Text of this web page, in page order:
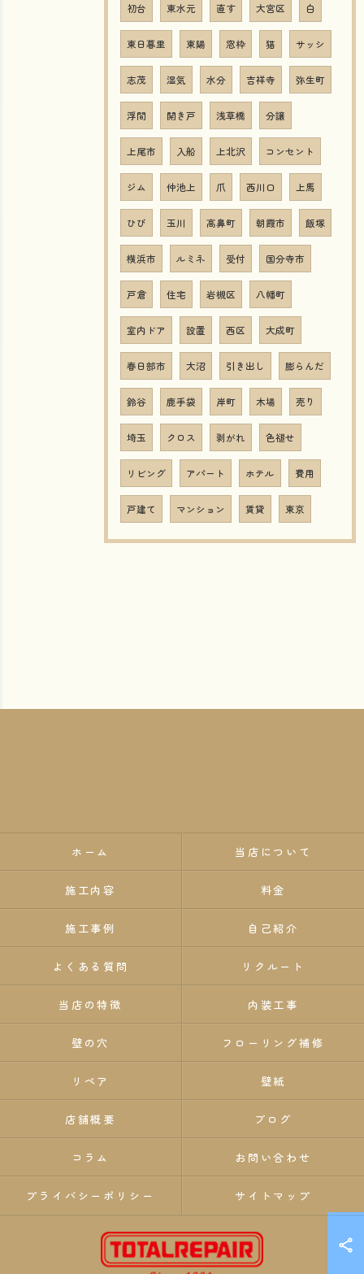
初台 東水元 直す 大宮区 白
東日暮里 東陽 窓枠 猫 サッシ
志茂 湿気 水分 吉祥寺 弥生町
浮間 開き戸 浅草橋 分譲
上尾市 入船 上北沢 コンセント
ジム 仲池上 爪 西川口 上馬
ひび 玉川 高鼻町 朝霞市 飯塚
横浜市 ルミネ 受付 国分寺市
戸倉 住宅 岩槻区 八幡町
室内ドア 設置 西区 大成町
春日部市 大沼 引き出し 膨らんだ
鈴谷 鹿手袋 岸町 木場 売り
埼玉 クロス 剥がれ 色褪せ
リビング アパート ホテル 費用
戸建て マンション 賃貸 東京
ホーム 当店について
施工内容 料金
施工事例 自己紹介
よくある質問 リクルート
当店の特徴 内装工事
壁の穴 フローリング補修
リペア 壁紙
店舗概要 ブログ
コラム お問い合わせ
プライバシーポリシー サイトマップ